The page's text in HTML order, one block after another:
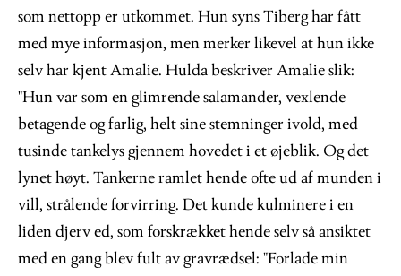
som nettopp er utkommet. Hun syns Tiberg har fått
med mye informasjon, men merker likevel at hun ikke
selv har kjent Amalie. Hulda beskriver Amalie slik:
"Hun var som en glimrende salamander, vexlende
betagende og farlig, helt sine stemninger ivold, med
tusinde tankelys gjennem hovedet i et øjeblik. Og det
lynet høyt. Tankerne ramlet hende ofte ud af munden i
vill, strålende forvirring. Det kunde kulminere i en
liden djerv ed, som forskrækket hende selv så ansiktet
med en gang blev fult av gravrædsel: "Forlade min